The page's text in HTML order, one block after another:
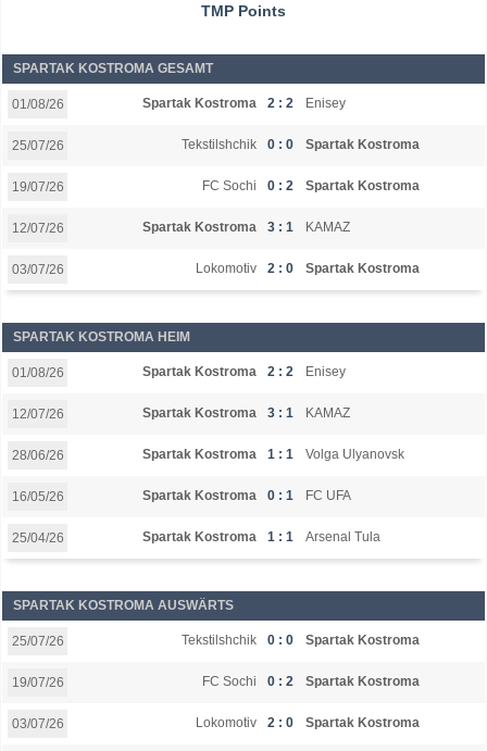
TMP Points
SPARTAK KOSTROMA GESAMT
01/08/26 Spartak Kostroma 2 : 2 Enisey
25/07/26 Tekstilshchik 0 : 0 Spartak Kostroma
19/07/26 FC Sochi 0 : 2 Spartak Kostroma
12/07/26 Spartak Kostroma 3 : 1 KAMAZ
03/07/26 Lokomotiv 2 : 0 Spartak Kostroma
SPARTAK KOSTROMA HEIM
01/08/26 Spartak Kostroma 2 : 2 Enisey
12/07/26 Spartak Kostroma 3 : 1 KAMAZ
28/06/26 Spartak Kostroma 1 : 1 Volga Ulyanovsk
16/05/26 Spartak Kostroma 0 : 1 FC UFA
25/04/26 Spartak Kostroma 1 : 1 Arsenal Tula
SPARTAK KOSTROMA AUSWÄRTS
25/07/26 Tekstilshchik 0 : 0 Spartak Kostroma
19/07/26 FC Sochi 0 : 2 Spartak Kostroma
03/07/26 Lokomotiv 2 : 0 Spartak Kostroma